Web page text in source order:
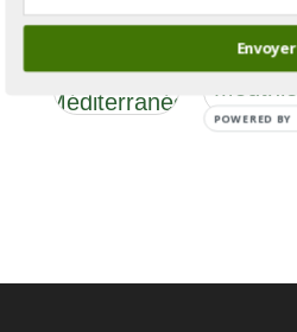
GR®4 : de
la
Méditerranée
: de
à
Envoyer
POWERED BY